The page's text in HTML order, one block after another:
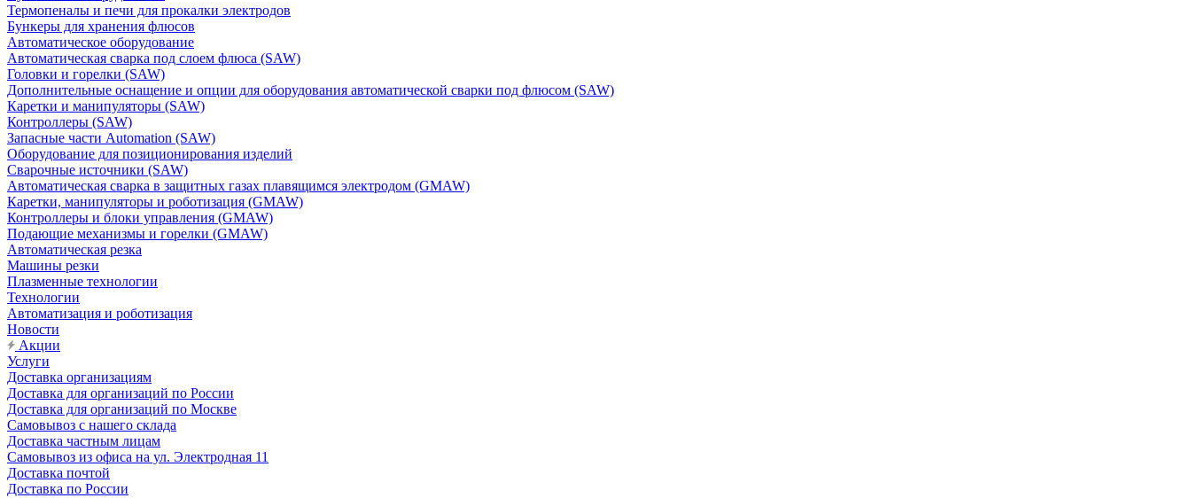
Термопеналы и печи для прокалки электродов
Бункеры для хранения флюсов
Автоматическое оборудование
Автоматическая сварка под слоем флюса (SAW)
Головки и горелки (SAW)
Дополнительные оснащение и опции для оборудования автоматической сварки под флюсом (SAW)
Каретки и манипуляторы (SAW)
Контроллеры (SAW)
Запасные части Automation (SAW)
Оборудование для позиционирования изделий
Сварочные источники (SAW)
Автоматическая сварка в защитных газах плавящимся электродом (GMAW)
Каретки, манипуляторы и роботизация (GMAW)
Контроллеры и блоки управления (GMAW)
Подающие механизмы и горелки (GMAW)
Автоматическая резка
Машины резки
Плазменные технологии
Технологии
Автоматизация и роботизация
Новости
Акции
Услуги
Доставка организациям
Доставка для организаций по России
Доставка для организаций по Москве
Самовывоз с нашего склада
Доставка частным лицам
Самовывоз из офиса на ул. Электродная 11
Доставка почтой
Доставка по России